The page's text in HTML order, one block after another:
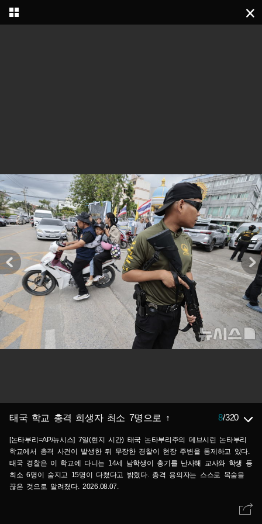
태국 학교 총격 희생자 최소 7명으로 ↑ 8/320
[논타부리=AP/뉴시스] 7일(현지 시간) 태국 논타부리주의 데브시린 논타부리
학교에서 총격 사건이 발생한 뒤 무장한 경찰이 현장 주변을 통제하고 있다.
태국 경찰은 이 학교에 다니는 14세 남학생이 총기를 난사해 교사와 학생 등
최소 6명이 숨지고 15명이 다쳤다고 밝혔다. 총격 용의자는 스스로 목숨을
끊은 것으로 알려졌다. 2026.08.07.